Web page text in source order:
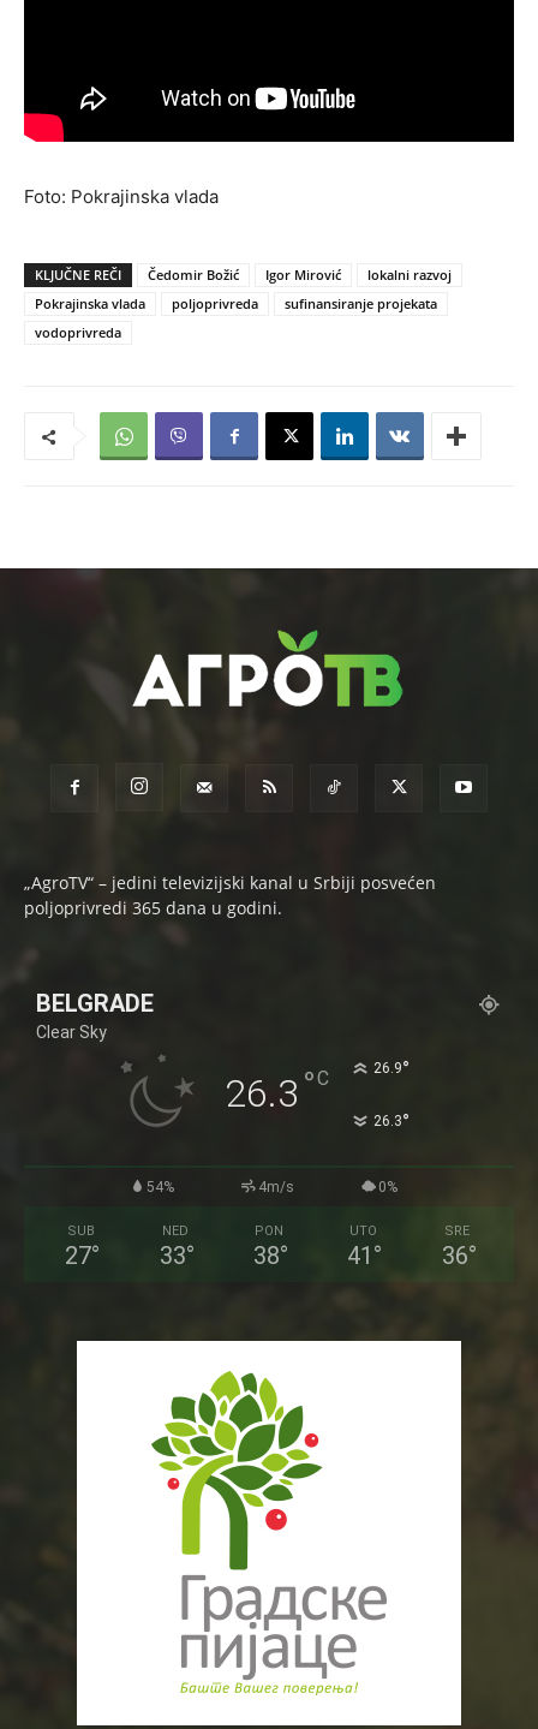
Foto: Pokrajinska vlada
KLJUČNE REČI Čedomir Božić Igor Mirović
lokalni razvoj
Pokrajinska vlada
poljoprivreda
sufinansiranje projekata
vodoprivreda
„AgroTV“ – jedini televizijski kanal u Srbiji posvećen
poljoprivredi 365 dana u godini.
BELGRADE
Clear Sky
26.3 °C 26.9°
26.3°
54% 4m/s 0%
SUB
27°
NED
33°
PON
38°
UTO
41 °
SRE
36°